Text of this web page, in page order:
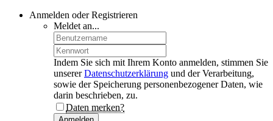
Anmelden oder Registrieren
Meldet an...
Indem Sie sich mit Ihrem Konto anmelden, stimmen Sie
unsererDatenschutzerklärung und der Verarbeitung,
sowie der Speicherung personenbezogener Daten, wie
darin beschrieben, zu.
Daten merken?